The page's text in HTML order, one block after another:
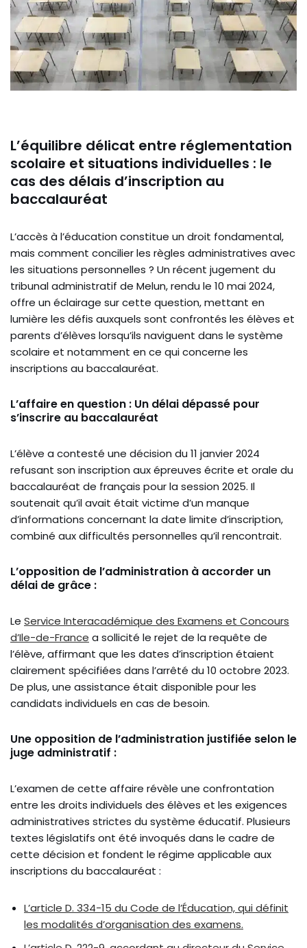
L’équilibre délicat entre réglementation
scolaire et situations individuelles : le
cas des délais d’inscription au
baccalauréat
L’accès à l’éducation constitue un droit fondamental,
mais comment concilier les règles administratives avec
les situations personnelles ? Un récent jugement du
tribunal administratif de Melun, rendu le 10 mai 2024,
offre un éclairage sur cette question, mettant en
lumière les défis auxquels sont confrontés les élèves et
parents d’élèves lorsqu’ils naviguent dans le système
scolaire et notamment en ce qui concerne les
inscriptions au baccalauréat.
L’affaire en question : Un délai dépassé pour
s’inscrire au baccalauréat
L’élève a contesté une décision du 11 janvier 2024
refusant son inscription aux épreuves écrite et orale du
baccalauréat de français pour la session 2025. Il
soutenait qu’il avait était victime d’un manque
d’informations concernant la date limite d’inscription,
combiné aux difficultés personnelles qu’il rencontrait.
L’opposition de l’administration à accorder un
délai de grâce :
Le Service Interacadémique des Examens et Concours
d’Ile-de-France a sollicité le rejet de la requête de
l’élève, affirmant que les dates d’inscription étaient
clairement spécifiées dans l’arrêté du 10 octobre 2023.
De plus, une assistance était disponible pour les
candidats individuels en cas de besoin.
Une opposition de l’administration justifiée selon le
juge administratif :
L’examen de cette affaire révèle une confrontation
entre les droits individuels des élèves et les exigences
administratives strictes du système éducatif. Plusieurs
textes législatifs ont été invoqués dans le cadre de
cette décision et fondent le régime applicable aux
inscriptions du baccalauréat :
L’article D. 334-15 du Code de l’Éducation, qui définit
les modalités d’organisation des examens.